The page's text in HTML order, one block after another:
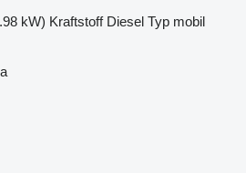
kW) Kraftstoff Diesel Typ mobil